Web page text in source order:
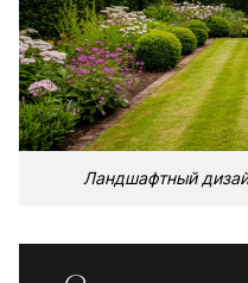
Ландшафтный